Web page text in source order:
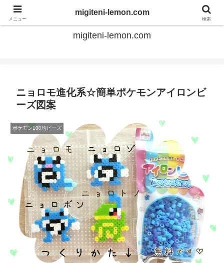
てのひらアイロンビーズ
migiteni-lemon.com
ニョロモ進化系☆簡単ポケモンアイロンビ
ーズ図案
ポケモン100均ビーズ
メニュー
migiteni-lemon.com
検索